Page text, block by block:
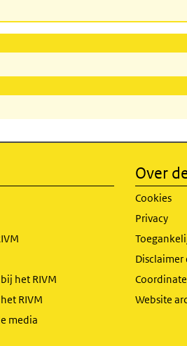
het RIVM
RIVM
media
Over
Cookies
Privacy
Website